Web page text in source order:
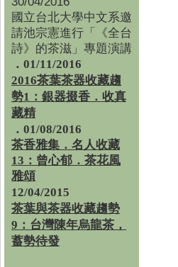
國立台北大學中文系邀
請池宗憲進行「《全台
詩》的茶滋」專題演講
．01/11/2016
2016茶葉茶器收藏趨
勢1：銀器掇香．收真
藏精
．01/08/2016
茶香雅集 ． 名人收藏
13：曾心郁．茶花風
雅頌
12/04/2015
茶葉與茶器收藏趨勢
9：台灣陳年烏龍茶，
蓄勢待發